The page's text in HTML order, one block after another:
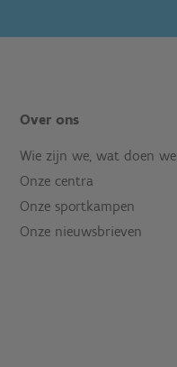
Over ons
Wie zijn we, wat doen we
Onze centra
Onze sportkampen
Onze nieuwsbrieven